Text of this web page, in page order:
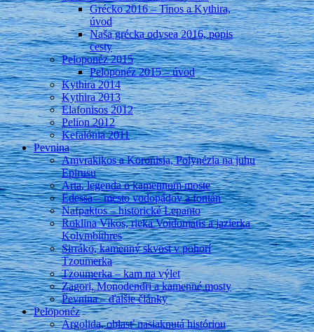
Grécko 2016 – Tinos a Kythira,
úvod
Naša grécka odysea 2016, popis
cesty
Peloponéz 2015
Peloponéz 2015 – úvod
Kythira 2014
Kythira 2013
Elafonisos 2012
Pelion 2012
Kefalónia 2011
Pevnina
Amvrakikos a Koronisia, Polynézia na juhu
Epirusu
Arta, legenda o kamennom moste
Edessa – mesto vodopádov a fontán
Nafpaktos – historické Lepanto
Roklina Vikos, rieka Voidomatis a jazierka
Kolymbithres
Sirráko, kamenný skvost v pohorí
Tzoumerka
Tzoumerka – kam na výlet
Zagori, Monodendri a kamenné mosty
Pevnina – ďalšie články
Peloponéz
Argolida, oblasť nasiaknutá históriou